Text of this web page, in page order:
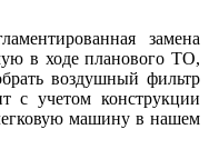
замена
в ходе планового ТО,
воздушный фильтр
с учетом конструкции
машину в нашем